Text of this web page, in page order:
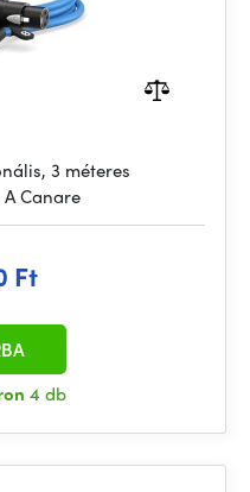
3 méteres
Canare
Ft
4 db